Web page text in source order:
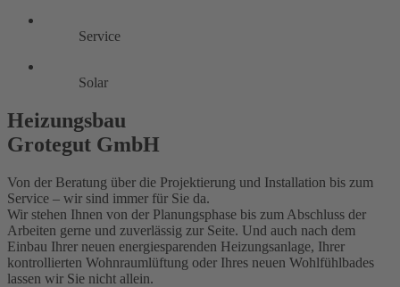
Service
Solar
Heizungsbau
Grotegut GmbH
Von der Beratung über die Projektierung und Installation bis zum
Service – wir sind immer für Sie da.
Wir stehen Ihnen von der Planungsphase bis zum Abschluss der
Arbeiten gerne und zuverlässig zur Seite. Und auch nach dem
Einbau Ihrer neuen energiesparenden Heizungsanlage, Ihrer
kontrollierten Wohnraumlüftung oder Ihres neuen Wohlfühlbades
lassen wir Sie nicht allein.